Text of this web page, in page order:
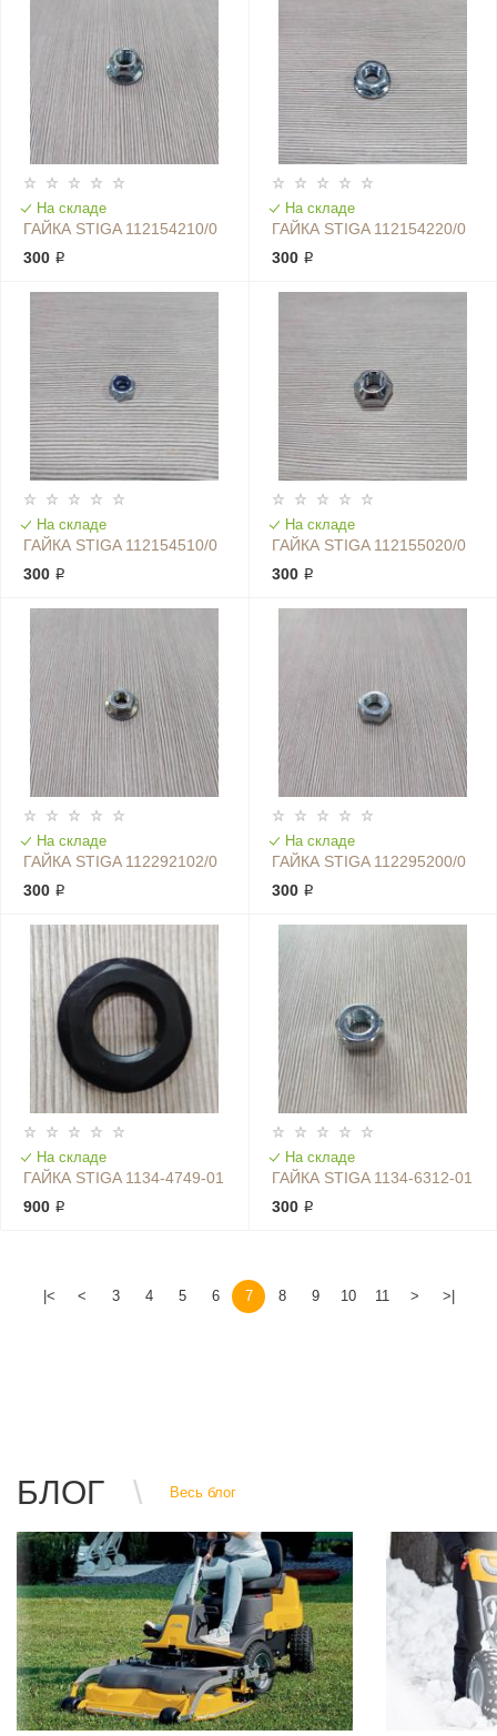
На складе
ГАЙКА STIGA 112154210/0
300 ₽
На складе
ГАЙКА STIGA 112154220/0
300 ₽
На складе
ГАЙКА STIGA 112154510/0
300 ₽
На складе
ГАЙКА STIGA 112155020/0
300 ₽
На складе
ГАЙКА STIGA 112292102/0
300 ₽
На складе
ГАЙКА STIGA 112295200/0
300 ₽
На складе
ГАЙКА STIGA 1134-4749-01
900 ₽
На складе
ГАЙКА STIGA 1134-6312-01
300 ₽
|< < 3 4 5 6 7 8 9 10 11 > >|
БЛОГ Весь блог